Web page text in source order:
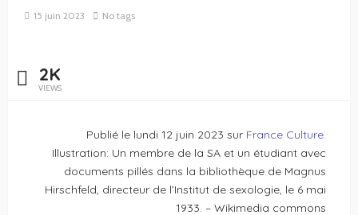
15 juin 2023 No tags
2K
VIEWS
Publié le lundi 12 juin 2023 sur France Culture.
Illustration: Un membre de la SA et un étudiant avec
documents pillés dans la bibliothèque de Magnus
Hirschfeld, directeur de l’Institut de sexologie, le 6 mai
1933. – Wikimedia commons